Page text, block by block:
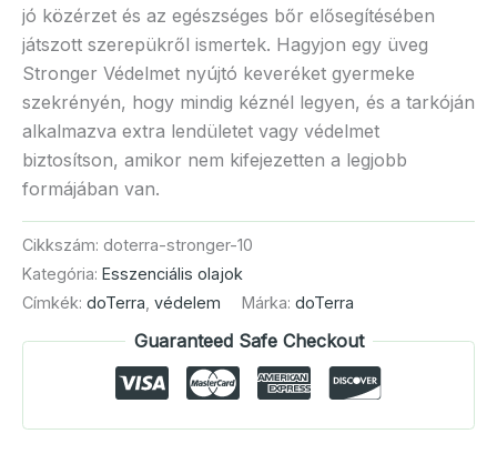
jó közérzet és az egészséges bőr elősegítésében
játszott szerepükről ismertek. Hagyjon egy üveg
Stronger Védelmet nyújtó keveréket gyermeke
szekrényén, hogy mindig kéznél legyen, és a tarkóján
alkalmazva extra lendületet vagy védelmet
biztosítson, amikor nem kifejezetten a legjobb
formájában van.
Cikkszám: doterra-stronger-10
Kategória: Esszenciális olajok
Címkék: doTerra védelem Márka: doTerra
Guaranteed Safe Checkout